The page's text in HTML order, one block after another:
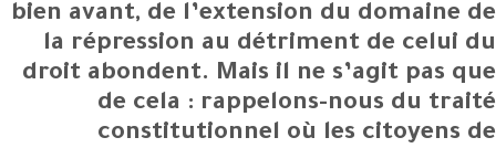
bien avant, de l’extension du domaine de
la répression au détriment de celui du
droit abondent. Mais il ne s’agit pas que
de cela : rappelons-nous du traité
constitutionnel où les citoyens de